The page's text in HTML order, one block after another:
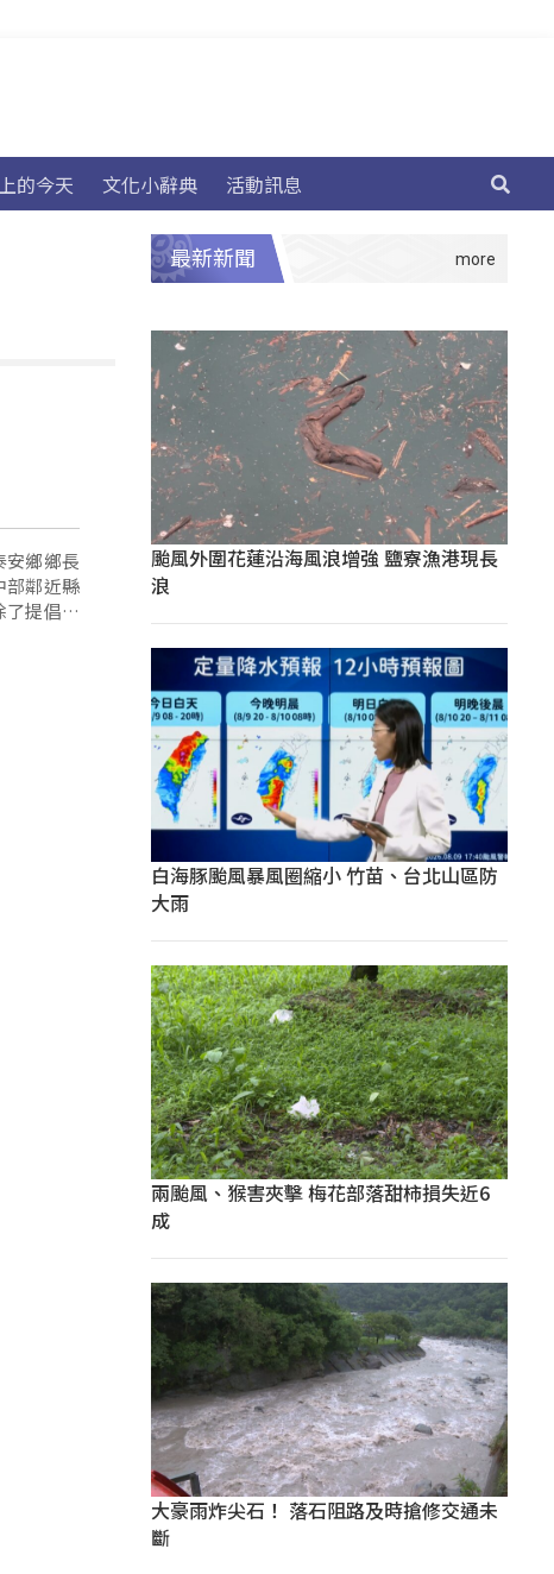
的今天 文化小辭典 活動訊息
安鄉鄉長
部鄰近縣
提倡運
最新新聞
颱風外圍花蓮沿海風浪增強 鹽寮漁港現長
浪
白海豚颱風暴風圈縮小 竹苗、台北山區防
大雨
兩颱風、猴害夾擊 梅花部落甜柿損失近6
成
大豪雨炸尖石！ 落石阻路及時搶修交通未
斷